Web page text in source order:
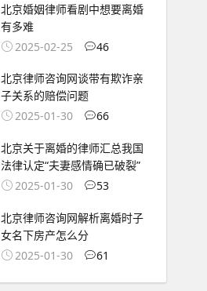
北京婚姻律师看剧中想要离婚
有多难
2025-02-25
46
北京律师咨询网谈带有欺诈亲
子关系的赔偿问题
2025-01-30
66
北京关于离婚的律师汇总我国
法律认定“夫妻感情确已破裂”
2025-01-30
53
北京律师咨询网解析离婚时子
女名下房产怎么分
2025-01-30
61